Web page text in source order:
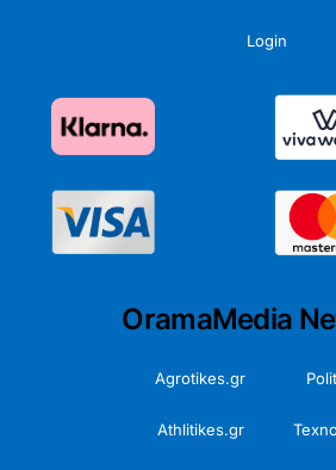
Login
OramaMedia
Agrotikes.gr
Athlitikes.gr